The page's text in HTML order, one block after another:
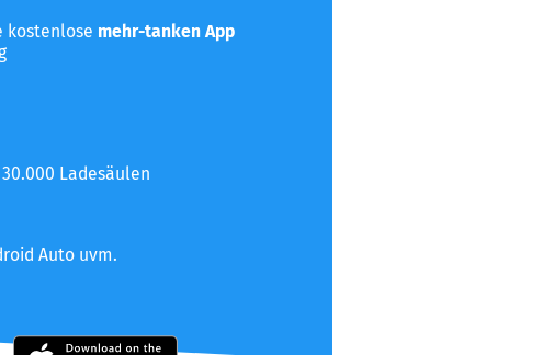
kostenlose mehr-tanken App
Ladesäulen
Auto uvm.